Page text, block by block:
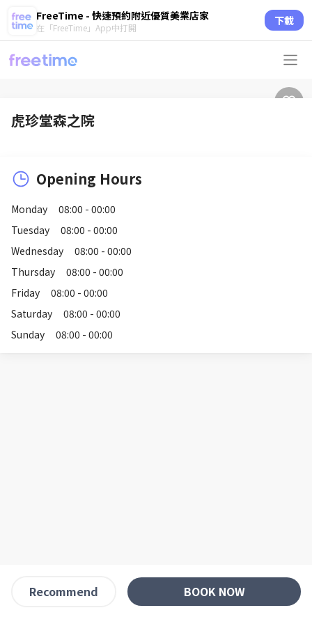
FreeTime - 快速預約附近優質美業店家
在「FreeTime」App中打開 下載
虎珍堂森之院
Opening Hours
Monday
08:00 - 00:00
Tuesday
08:00 - 00:00
Wednesday
08:00 - 00:00
Thursday
08:00 - 00:00
Friday
08:00 - 00:00
Saturday
08:00 - 00:00
Sunday
08:00 - 00:00
Recommend BOOK NOW